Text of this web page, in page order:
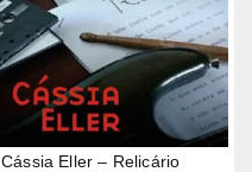
Cássia Eller – Relicário